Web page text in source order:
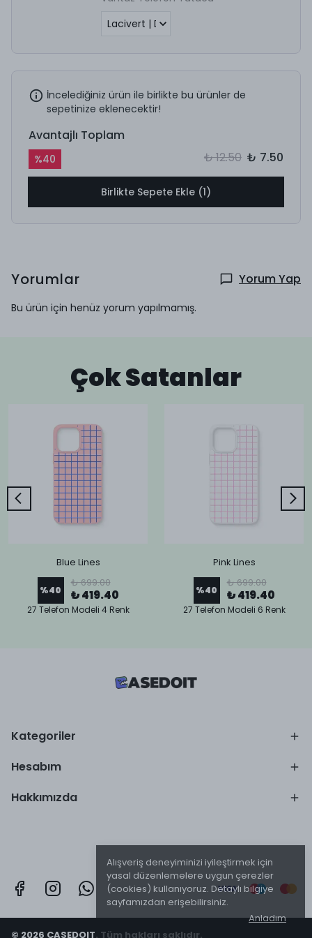
Alışveriş deneyiminizi iyileştirmek için
yasal düzenlemelere uygun çerezler
(cookies) kullanıyoruz. Detaylı bilgiye
sayfamızdan erişebilirsiniz.
Anladım
İncelediğiniz ürün ile birlikte bu ürünler de
sepetinize eklenecektir!
Avantajlı Toplam
%40 ₺ 12.50 ₺ 7.50
Birlikte Sepete Ekle (1)
Yorumlar Yorum Yap
Bu ürün için henüz yorum yapılmamış.
Çok Satanlar
Blue Lines
%40
₺ 699.00
₺ 419.40
27 Telefon Modeli 4 Renk
Pink Lines
%40
₺ 699.00
₺ 419.40
27 Telefon Modeli 6 Renk
Kategoriler
Hesabım
Hakkımızda
© 2026 CASEDOIT. Tüm hakları saklıdır.